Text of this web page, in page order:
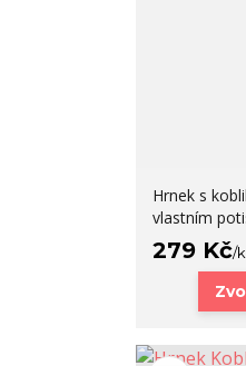
Hrnek s
vlastním
279 Kč/